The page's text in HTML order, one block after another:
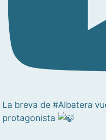
La breva de #Albatera
protagonista